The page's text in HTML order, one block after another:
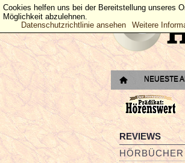
NEUESTE
REVIEWS
HÖRBÜCHER
Cookies helfen uns bei der Bereitstellung unseres
Möglichkeit abzulehnen.
Datenschutzrichtlinie ansehen
Weitere